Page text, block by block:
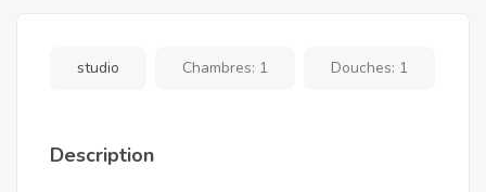
studio Chambres: 1 Douches: 1
Description